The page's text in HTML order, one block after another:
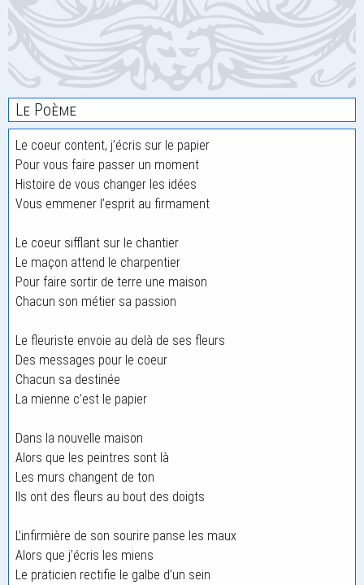
Le Poème
Le coeur content, j’écris sur le papier
Pour vous faire passer un moment
Histoire de vous changer les idées
Vous emmener l’esprit au firmament
Le coeur sifflant sur le chantier
Le maçon attend le charpentier
Pour faire sortir de terre une maison
Chacun son métier sa passion
Le fleuriste envoie au delà de ses fleurs
Des messages pour le coeur
Chacun sa destinée
La mienne c’est le papier
Dans la nouvelle maison
Alors que les peintres sont là
Les murs changent de ton
Ils ont des fleurs au bout des doigts
L’infirmière de son sourire panse les maux
Alors que j’écris les miens
Le praticien rectifie le galbe d’un sein